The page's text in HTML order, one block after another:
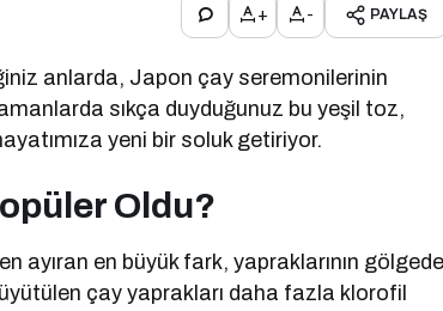
+ - PAYLAŞ
anlarda, Japon çay seremonilerinin
sıkça duyduğunuz bu yeşil toz,
yeni bir soluk getiriyor.
Oldu?
ayıran en büyük fark, yapraklarının gölgede
çay yaprakları daha fazla klorofil